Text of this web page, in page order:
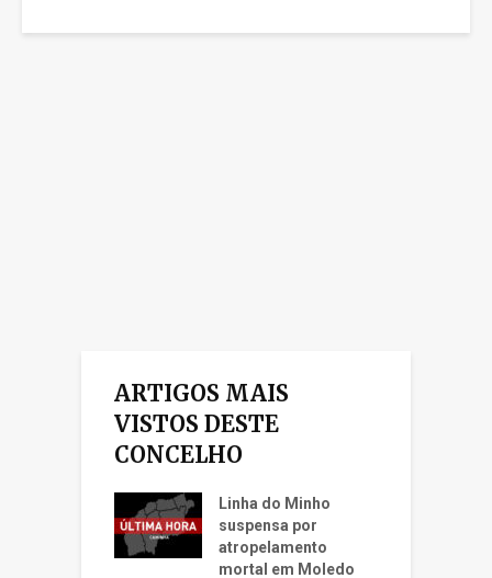
ARTIGOS MAIS
VISTOS DESTE
CONCELHO
Linha do Minho
suspensa por
atropelamento
mortal em Moledo